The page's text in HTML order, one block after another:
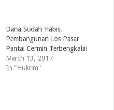
Dana Sudah Habis,
Pembangunan Los Pasar
Pantai Cermin Terbengkalai
March 13, 2017
In "Hukrim"